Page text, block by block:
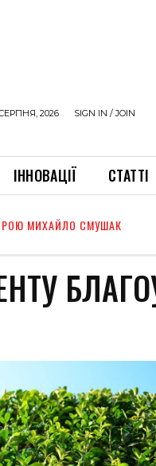
2026 SIGN IN / JOIN
ІННОВАЦІЇ СТАТТІ
МИХАЙЛО СМУШАК